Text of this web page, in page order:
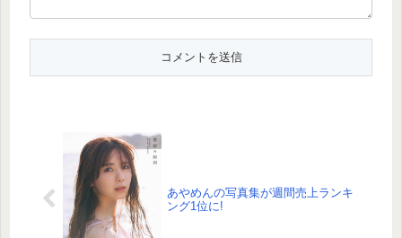
あやめんの写真集が週間売上ランキ
ング1位に!